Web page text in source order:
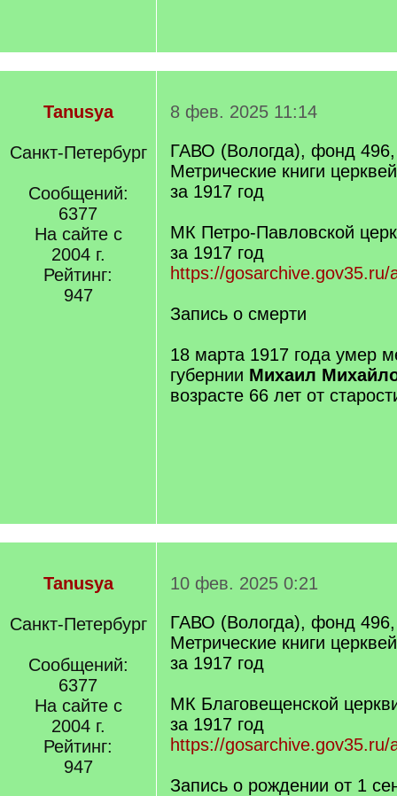
Tanusya
Санкт-Петербург
Сообщений:
6377
На сайте с
2004 г.
Рейтинг:
947
8 фев. 2025 11:14
ГАВО (Вологда), фонд
Метрические книги
за 1917 год
МК Петро-Павловской
за 1917 год
https://
Запись о смерти
18 марта 1917 года умер
губернии Михаил
возрасте 66 лет от
Tanusya
Санкт-Петербург
Сообщений:
6377
На сайте с
2004 г.
Рейтинг:
947
10 фев. 2025 0:21
ГАВО (Вологда), фонд
Метрические книги
за 1917 год
МК Благовещенской
за 1917 год
https://
Запись о рождении от 1